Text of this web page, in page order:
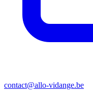
contact@allo-vidange.be